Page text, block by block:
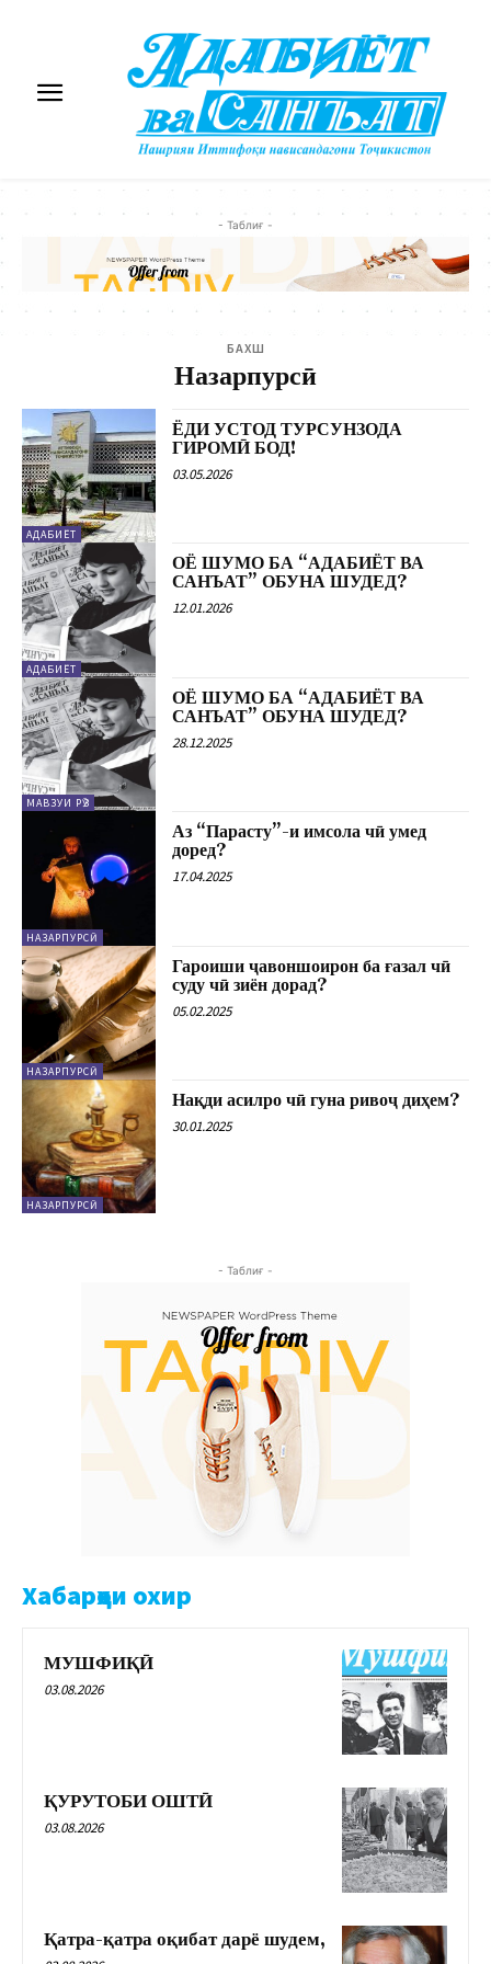
- Таблиғ -
БАХШ
Назарпурсӣ
АДАБИЁТ
ЁДИ УСТОД ТУРСУНЗОДА
ГИРОМӢ БОД!
03.05.2026
АДАБИЁТ
ОЁ ШУМО БА “АДАБИЁТ ВА
САНЪАТ” ОБУНА ШУДЕД?
12.01.2026
МАВЗУИ РӮЗ
ОЁ ШУМО БА “АДАБИЁТ ВА
САНЪАТ” ОБУНА ШУДЕД?
28.12.2025
НАЗАРПУРСӢ
Аз “Парасту”-и имсола чӣ умед
доред?
17.04.2025
НАЗАРПУРСӢ
Гароиши ҷавоншоирон ба ғазал чӣ
суду чӣ зиён дорад?
05.02.2025
НАЗАРПУРСӢ
Нақди асилро чӣ гуна ривоҷ диҳем?
30.01.2025
- Таблиғ -
Хабарҳои охир
МУШФИҚӢ
03.08.2026
ҚУРУТОБИ ОШТӢ
03.08.2026
Қатра-қатра оқибат дарё шудем,